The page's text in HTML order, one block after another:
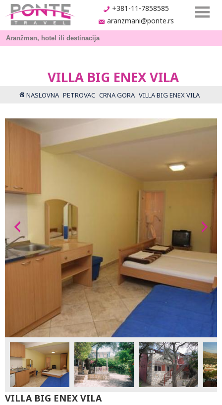
+381-11-7858585
aranzmani@ponte.rs
VILLA BIG ENEX VILA
NASLOVNA PETROVAC CRNA GORA VILLA BIG ENEX VILA
VILLA BIG ENEX VILA